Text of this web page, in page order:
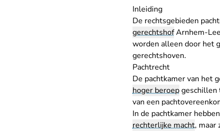
Inleiding
De rechtsgebieden
gerechtshofArnhem-
worden alleen door het
gerechtshoven.
Pachtrecht
De pachtkamer van het
hoger beroepgeschillen
van een
In de pachtkamer
rechterlijke macht, maar